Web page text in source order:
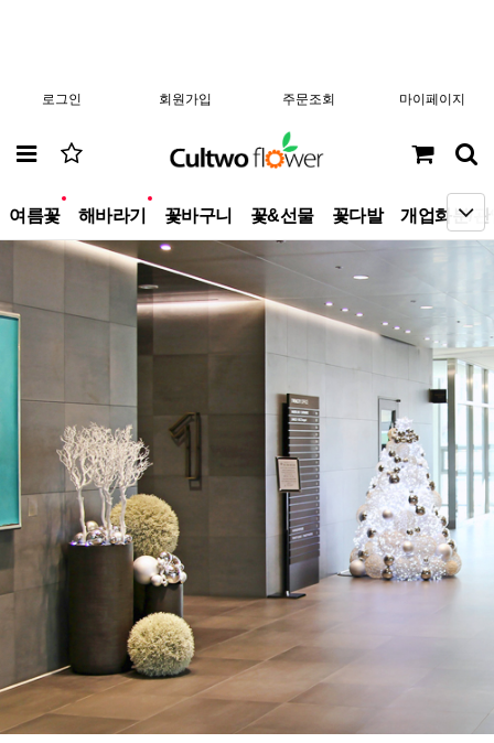
로그인 회원가입 주문조회 마이페이지
여름꽃 해바라기 꽃바구니 꽃&선물 꽃다발 개업화분/